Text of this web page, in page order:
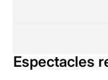
Espectacles